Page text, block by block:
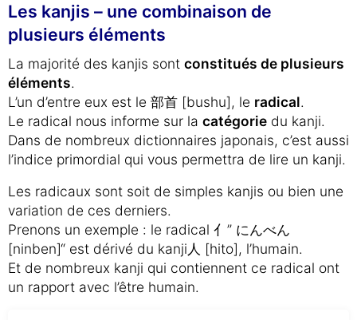
Les kanjis – une combinaison de
plusieurs éléments
La majorité des kanjis sont constitués de plusieurs
éléments.
L’un d’entre eux est le 部首 [bushu], le radical.
Le radical nous informe sur la catégorie du kanji.
Dans de nombreux dictionnaires japonais, c’est aussi
l’indice primordial qui vous permettra de lire un kanji.
Les radicaux sont soit de simples kanjis ou bien une
variation de ces derniers.
Prenons un exemple : le radical 亻” にんべん
[ninben]“ est dérivé du kanji人 [hito], l’humain.
Et de nombreux kanji qui contiennent ce radical ont
un rapport avec l’être humain.